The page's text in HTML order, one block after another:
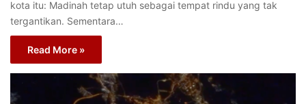
kota itu: Madinah tetap utuh sebagai tempat rindu yang tak
tergantikan. Sementara…
Read More »